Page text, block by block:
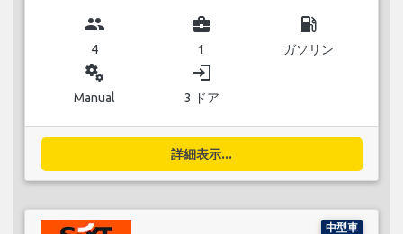
group
4
business_center
1
local_gas_station
ガソリン
miscellaneous_services
Manual
login
3 ドア
詳細表示...
中型車